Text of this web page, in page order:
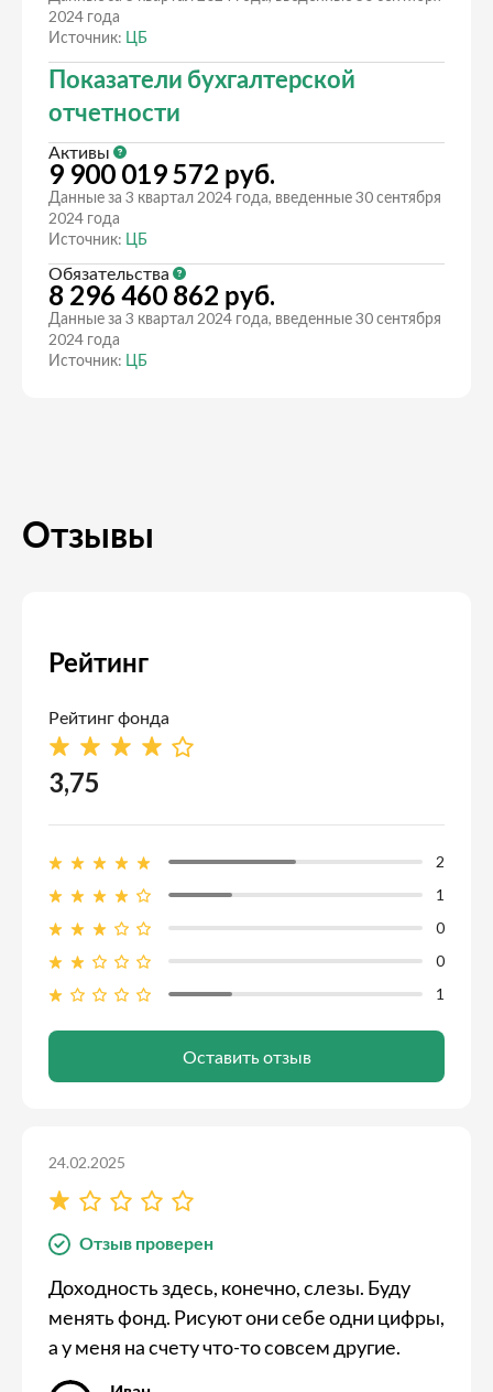
2024 года
Источник: ЦБ
Показатели бухгалтерской
отчетности
Активы
9 900 019 572 руб.
Данные за 3 квартал 2024 года, введенные 30 сентября
2024 года
Источник: ЦБ
Обязательства
8 296 460 862 руб.
Данные за 3 квартал 2024 года, введенные 30 сентября
2024 года
Источник: ЦБ
Отзывы
Отзыв проверен
24.02.2025
Доходность здесь, конечно, слезы. Буду
менять фонд. Рисуют они себе одни цифры,
а у меня на счету что-то совсем другие.
Рейтинг
Рейтинг фонда
3,75
2
1
0
0
1
Оставить отзыв